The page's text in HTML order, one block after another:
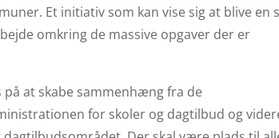
Et initiativ som kan vise sig at blive en
omkring de massive opgaver der er
på at skabe sammenhæng fra de
for skoler og dagtilbud og